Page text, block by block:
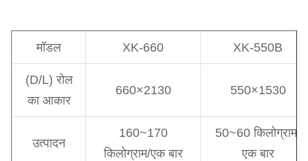
मॉडल XK-660 XK-550B
(D/L) रोल
का आकार
660×2130 550×1530
उत्पादन
160~170
किलोग्राम/एक बार
50~60 किलोग्राम/
एक बार